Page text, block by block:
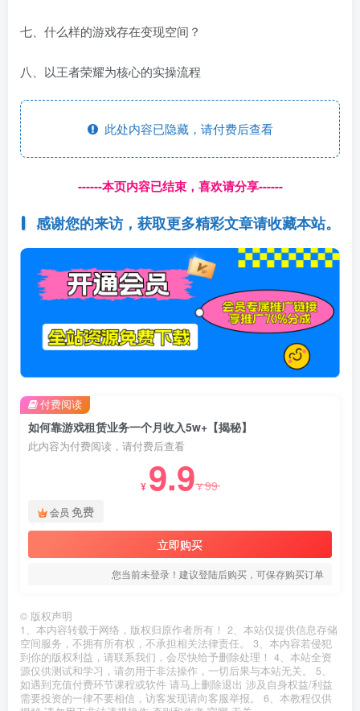
七、什么样的游戏存在变现空间？
八、以王者荣耀为核心的实操流程
此处内容已隐藏，请付费后查看
------本页内容已结束，喜欢请分享------
感谢您的来访，获取更多精彩文章请收藏本站。
如何靠游戏租赁业务一个月收入5w+【揭秘】
此内容为付费阅读，请付费后查看
¥ 9.9¥99
会员 免费
立即购买
您当前未登录！建议登陆后购买，可保存购买订单
付费阅读
© 版权声明
1、本内容转载于网络，版权归原作者所有！ 2、本站仅提供信息存储
空间服务，不拥有所有权，不承担相关法律责任。 3、本内容若侵犯
到你的版权利益，请联系我们，会尽快给予删除处理！ 4、本站全资
源仅供测试和学习，请勿用于非法操作，一切后果与本站无关。 5、
如遇到充值付费环节课程或软件 请马上删除退出 涉及自身权益/利益
需要投资的一律不要相信，访客发现请向客服举报。 6、本教程仅供